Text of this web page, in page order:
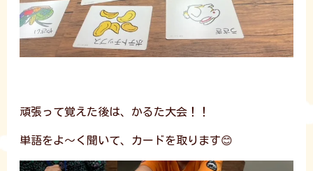
頑張って覚えた後は、かるた大会！！
単語をよ～く聞いて、カードを取ります😊